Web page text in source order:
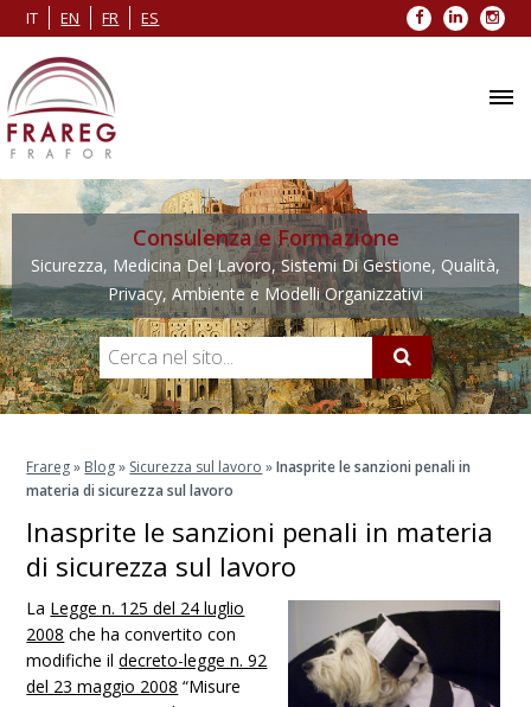
IT EN FR ES Facebook
LinkedIn
Consulenza e Formazione
Sicurezza, Medicina Del Lavoro, Sistemi Di Gestione, Qualità,
Privacy, Ambiente e Modelli Organizzativi
Frareg» Blog» Sicurezza sul lavoro »Inasprite le sanzioni penali in
materia di sicurezza sul lavoro
Inasprite le sanzioni penali in materia
di sicurezza sul lavoro
La Legge n. 125 del 24 luglio
2008 che ha convertito con
modifiche ildecreto-legge n. 92
del 23 maggio 2008 “Misure